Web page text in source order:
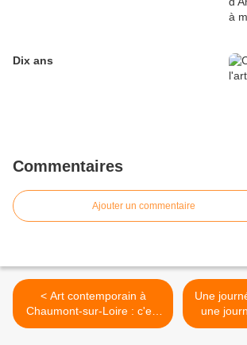
Dix ans
Commentaires
Ajouter un commentaire
< Art contemporain à
Chaumont-sur-Loire : c'est
la saison
Une